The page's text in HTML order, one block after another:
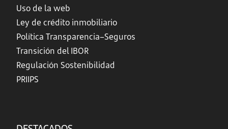
Uso de la web
Ley de crédito inmobiliario
Política Transparencia–Seguros
Transición del IBOR
Regulación Sostenibilidad
PRIIPS